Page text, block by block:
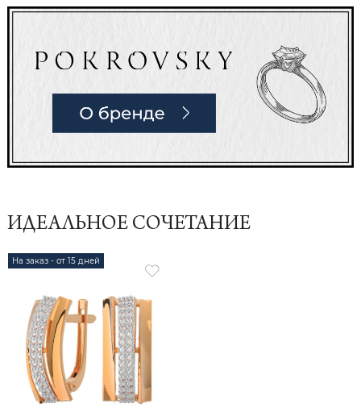
ИДЕАЛЬНОЕ СОЧЕТАНИЕ
На заказ - от 15 дней